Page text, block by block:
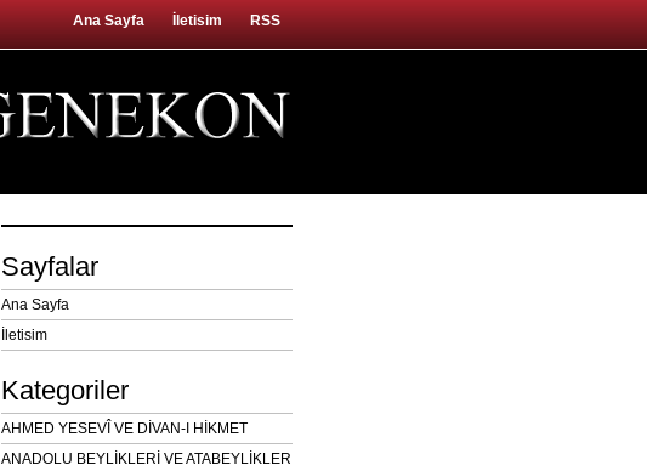
Ana Sayfa İletisim RSS
Sayfalar
Ana Sayfa
İletisim
Kategoriler
AHMED YESEVÎ VE DİVAN-I HİKMET
ANADOLU BEYLİKLERİ VE ATABEYLİKLER